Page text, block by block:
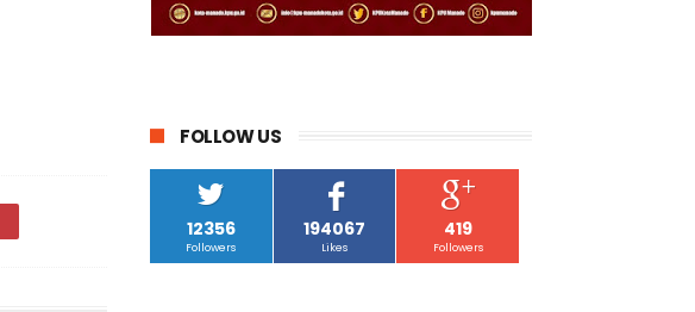
FOLLOW US
12356
Followers
194067
Likes
419
Followers